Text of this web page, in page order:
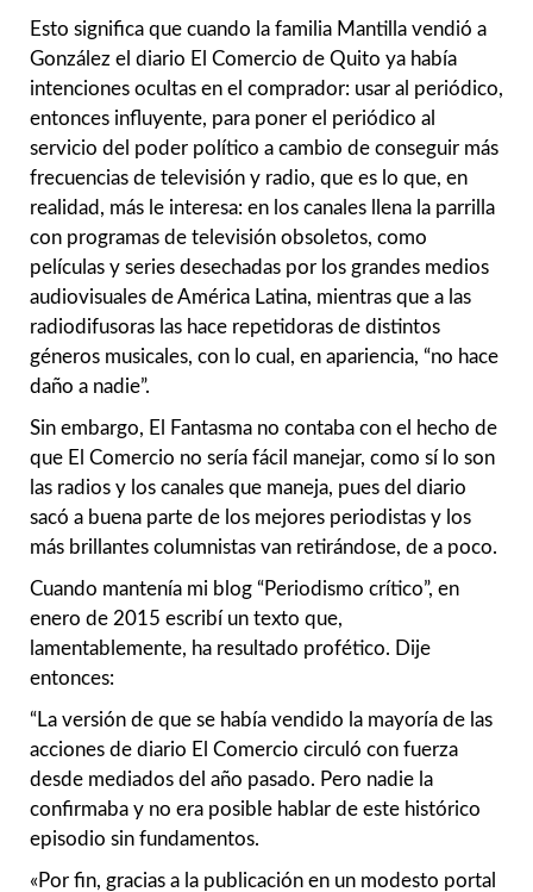
Esto significa que cuando la familia Mantilla vendió a
González el diario El Comercio de Quito ya había
intenciones ocultas en el comprador: usar al periódico,
entonces influyente, para poner el periódico al
servicio del poder político a cambio de conseguir más
frecuencias de televisión y radio, que es lo que, en
realidad, más le interesa: en los canales llena la parrilla
con programas de televisión obsoletos, como
películas y series desechadas por los grandes medios
audiovisuales de América Latina, mientras que a las
radiodifusoras las hace repetidoras de distintos
géneros musicales, con lo cual, en apariencia, “no hace
daño a nadie”.
Sin embargo, El Fantasma no contaba con el hecho de
que El Comercio no sería fácil manejar, como sí lo son
las radios y los canales que maneja, pues del diario
sacó a buena parte de los mejores periodistas y los
más brillantes columnistas van retirándose, de a poco.
Cuando mantenía mi blog “Periodismo crítico”, en
enero de 2015 escribí un texto que,
lamentablemente, ha resultado profético. Dije
entonces:
“La versión de que se había vendido la mayoría de las
acciones de diario El Comercio circuló con fuerza
desde mediados del año pasado. Pero nadie la
confirmaba y no era posible hablar de este histórico
episodio sin fundamentos.
«Por fin, gracias a la publicación en un modesto portal